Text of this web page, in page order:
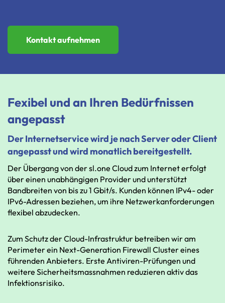
Kontakt aufnehmen
Fexibel und an Ihren Bedürfnissen
angepasst
Der Internetservice wird je nach Server oder Client
angepasst und wird monatlich bereitgestellt.
Der Übergang von der sl.one Cloud zum Internet erfolgt
über einen unabhängigen Provider und unterstützt
Bandbreiten von bis zu 1 Gbit/s. Kunden können IPv4- oder
IPv6-Adressen beziehen, um ihre Netzwerkanforderungen
flexibel abzudecken.
Zum Schutz der Cloud-Infrastruktur betreiben wir am
Perimeter ein Next-Generation Firewall Cluster eines
führenden Anbieters. Erste Antiviren-Prüfungen und
weitere Sicherheitsmassnahmen reduzieren aktiv das
Infektionsrisiko.